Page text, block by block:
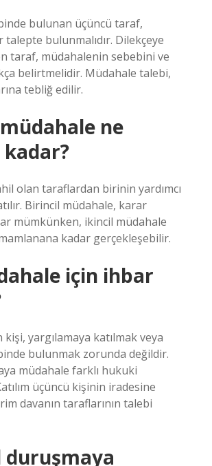
bulunan üçüncü taraf,
bulunmalıdır. Dilekçeye
taraf, müdahalenin sebebini ve
belirtmelidir. Müdahale talebi,
tebliğ edilir.
ne
olan taraflardan birinin yardımcı
Birincil müdahale, karar
mümkünken, ikincil müdahale
kadar gerçekleşebilir.
için ihbar
kişi, yargılamaya katılmak veya
bulunmak zorunda değildir.
müdahale farklı hukuki
üçüncü kişinin iradesine
davanın taraflarının talebi
duruşmaya